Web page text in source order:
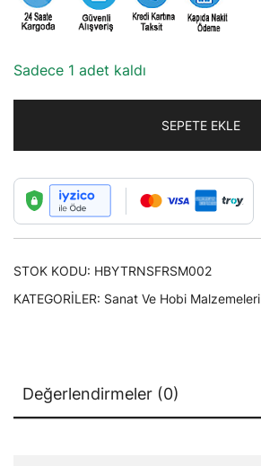
Sadece 1 adet kaldı
SEPETE EKLE
STOK KODU: HBYTRNSFRSM002
KATEGORILER: Sanat Ve Hobi Malzemeleri
Değerlendirmeler (0)